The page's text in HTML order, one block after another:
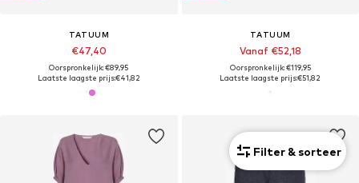
TATUUM
€47,40
Oorspronkelijk: €89,95
Laatste laagste prijs:€41,82
TATUUM
Vanaf €52,18
Oorspronkelijk: €119,95
Laatste laagste prijs:€51,82
Filter & sorteer